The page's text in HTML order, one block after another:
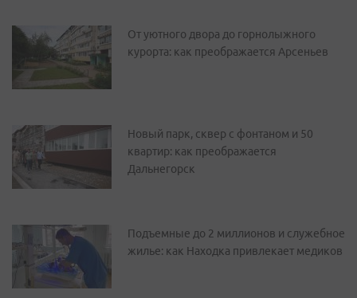
От уютного двора до горнолыжного
курорта: как преображается Арсеньев
Новый парк, сквер с фонтаном и 50
квартир: как преображается
Дальнегорск
Подъемные до 2 миллионов и служебное
жилье: как Находка привлекает медиков